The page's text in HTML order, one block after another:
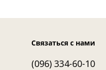
Связаться с нами
(096) 334-60-10